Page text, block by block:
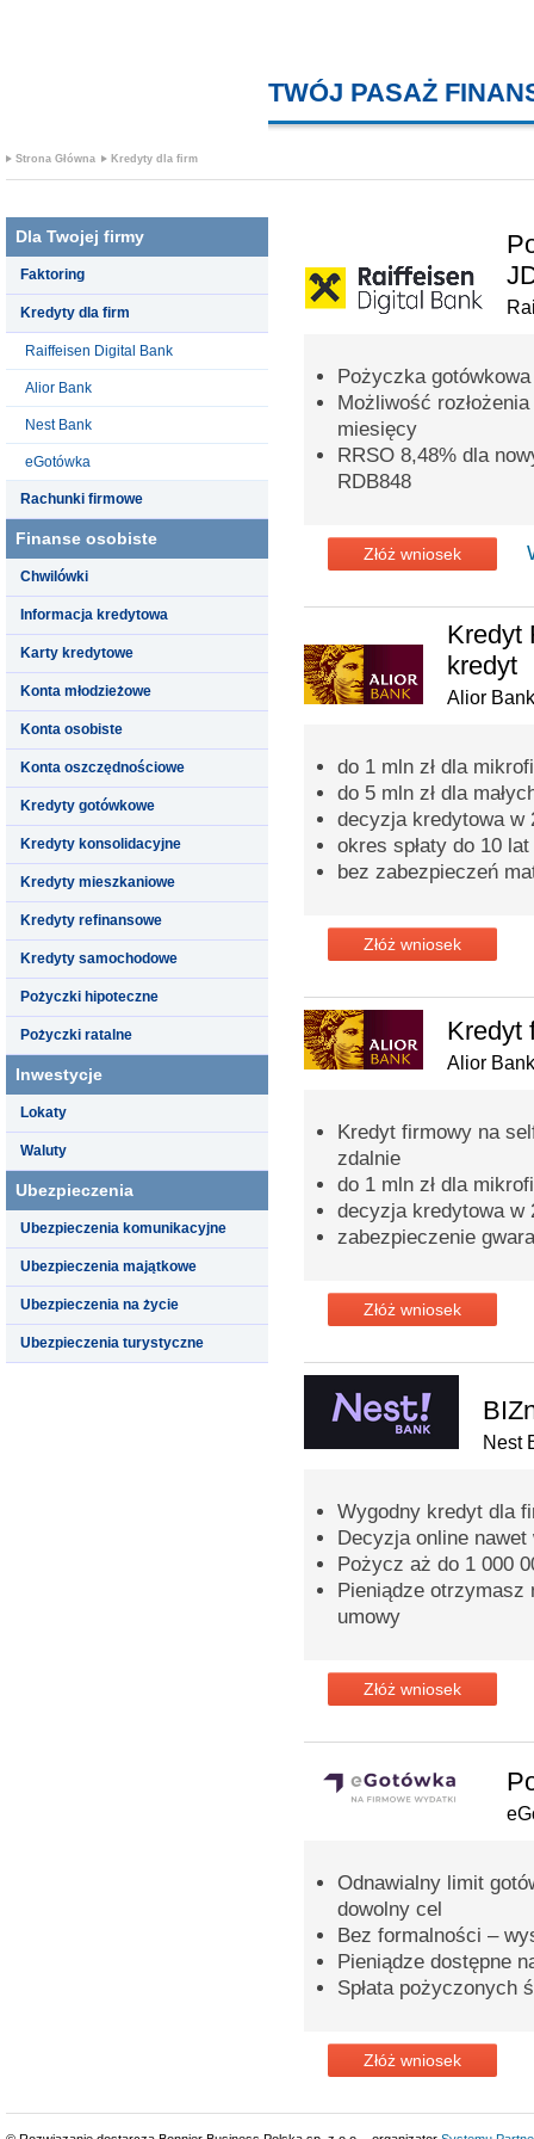
TWÓJ PASAŻ
Strona Główna Kredyty dla firm
Dla Twojej firmy
Faktoring
Kredyty dla firm
Raiffeisen Digital Bank
Alior Bank
Nest Bank
eGotówka
Rachunki firmowe
Finanse osobiste
Chwilówki
Informacja kredytowa
Karty kredytowe
Konta młodzieżowe
Konta osobiste
Konta oszczędnościowe
Kredyty gotówkowe
Kredyty konsolidacyjne
Kredyty mieszkaniowe
Kredyty refinansowe
Kredyty samochodowe
Pożyczki hipoteczne
Pożyczki ratalne
Inwestycje
Lokaty
Waluty
Ubezpieczenia
Ubezpieczenia komunikacyjne
Ubezpieczenia majątkowe
Ubezpieczenia na życie
Ubezpieczenia turystyczne
Pożyczka
Możliwość
miesięcy
RRSO 8,48% dla
RDB848
Złóż wniosek
Kredyt
kredyt
Alior Bank
do 1 mln zł dla
do 5 mln zł dla
decyzja kredytowa w
okres spłaty do 10 lat
bez zabezpieczeń
Złóż wniosek
Kredyt
Alior Bank
Kredyt firmowy na
zdalnie
do 1 mln zł dla
decyzja kredytowa w
zabezpieczenie
Złóż wniosek
Nest
Wygodny kredyt dla
Decyzja online nawet
Pożycz aż do 1 000
Pieniądze otrzymasz
umowy
Złóż wniosek
Odnawialny limit
dowolny cel
Bez formalności –
Pieniądze dostępne
Spłata pożyczonych
Złóż wniosek